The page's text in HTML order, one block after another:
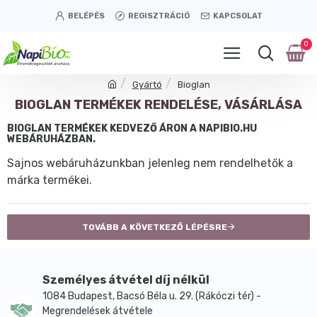
BELÉPÉS REGISZTRÁCIÓ KAPCSOLAT
0
Gyártó Bioglan
BIOGLAN TERMÉKEK RENDELÉSE, VÁSÁRLÁSA
BIOGLAN TERMÉKEK KEDVEZŐ ÁRON A NAPIBIO.HU
WEBÁRUHÁZBAN.
Sajnos webáruházunkban jelenleg nem rendelhetők a
márka termékei.
TOVÁBB A KÖVETKEZŐ LÉPÉSRE
Személyes átvétel díj nélkül
1084 Budapest, Bacsó Béla u. 29. (Rákóczi tér) -
Megrendelések átvétele